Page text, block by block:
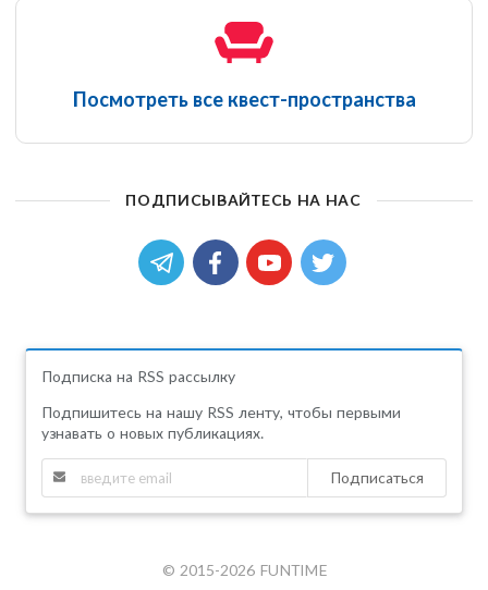
Посмотреть все квест-пространства
ПОДПИСЫВАЙТЕСЬ НА НАС
Подписка на RSS рассылку
Подпишитесь на нашу RSS ленту, чтобы первыми
узнавать о новых публикациях.
Подписаться
© 2015-2026 FUNTIME